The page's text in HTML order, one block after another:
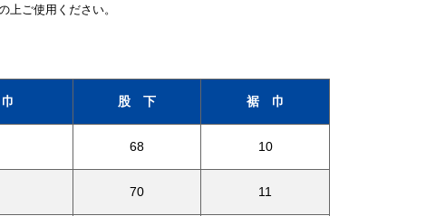
上ご使用ください。
股 下 裾 巾
68 10
70 11